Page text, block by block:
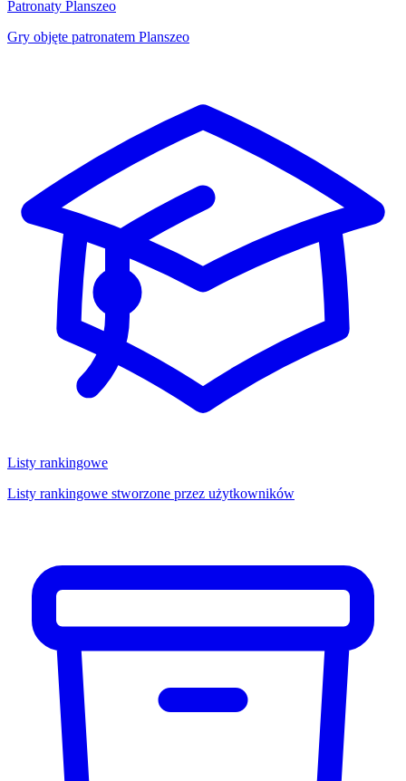
Patronaty Planszeo
Gry objęte patronatem Planszeo
Listy rankingowe
Listy rankingowe stworzone przez użytkowników